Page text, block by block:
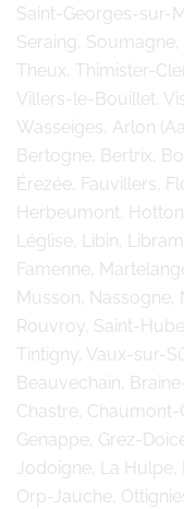
Saint-Georges-sur-
Seraing,
Theux, Thimister-
Villers-le-Bouillet,
Wasseiges, Arlon
Bertogne, Bertrix,
Érezée, Fauvillers,
Herbeumont,
Léglise, Libin,
Famenne,
Musson, Nassogne,
Rouvroy, Saint-
Tintigny, Vaux-sur-
Beauvechain,
Chastre, Chaumont-
Genappe, Grez-
Jodoigne, La Hulpe,
Orp-Jauche,